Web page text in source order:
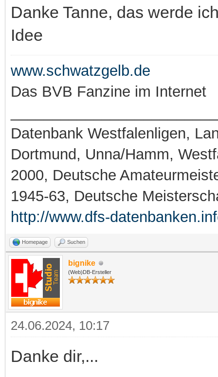
Danke Tanne, das werde
Idee
www.schwatzgelb.de
Das BVB Fanzine im Internet
Datenbank Westfalenligen,
Dortmund, Unna/Hamm,
2000, Deutsche
1945-63, Deutsche
http://www.dfs-
Homepage Suchen
bignike
(Web)DB-Ersteller
24.06.2024, 10:17
Danke dir,...